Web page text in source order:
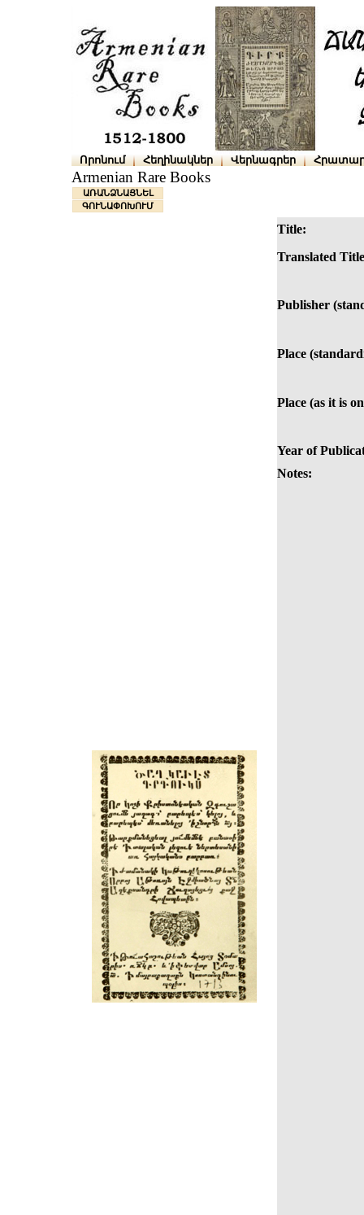
Որոնում Հեղինակներ Վերնագրեր
Armenian Rare Books
ԱՌԱՆՁՆԱՑՆԵԼ
ԳՈՒՆԱՓՈԽՈՒՄ
Title:
Translated
Publisher
Place
Place (as it is
Year of
Notes: